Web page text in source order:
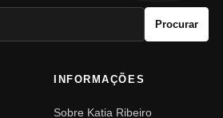
Procurar
INFORMAÇÕES
Sobre Katia Ribeiro